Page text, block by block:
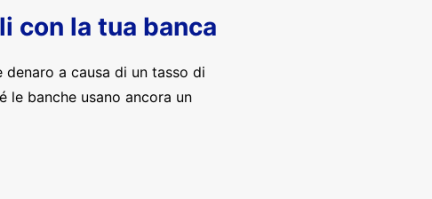
con la tua banca
a causa di un tasso di
le banche usano ancora un